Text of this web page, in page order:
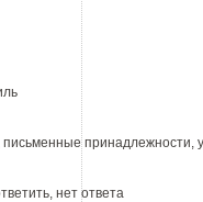
письменные
нет ответа